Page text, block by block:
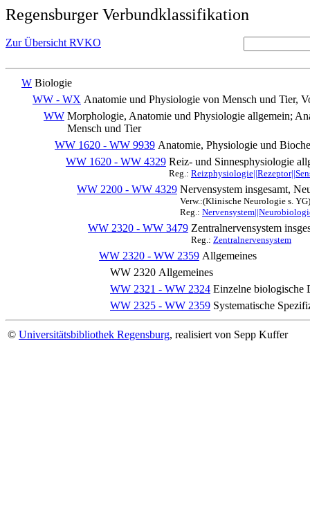
Regensburger Verbundklassifikation
Zur Übersicht RVKO
W Biologie
WW - WX Anatomie und Physiologie von Mensch und Tier,
WW Morphologie, Anatomie und Physiologie allgemein;
Mensch und Tier
WW 1620 - WW 9939 Anatomie, Physiologie und
WW 1620 - WW 4329 Reiz- und Sinnesphysiologie
Reg.:
WW 2200 - WW 4329 Nervensystem insgesamt,
Verw.:(Klinische Neurologie s. YG)
Reg.:
WW 2320 - WW 3479 Zentralnervensystem
Reg.: Zentralnervensystem
WW 2320 - WW 2359 Allgemeines
WW 2320 Allgemeines
WW 2321 - WW 2324 Einzelne biologische
WW 2325 - WW 2359 Systematische
© Universitätsbibliothek Regensburg, realisiert von Sepp Kuffer